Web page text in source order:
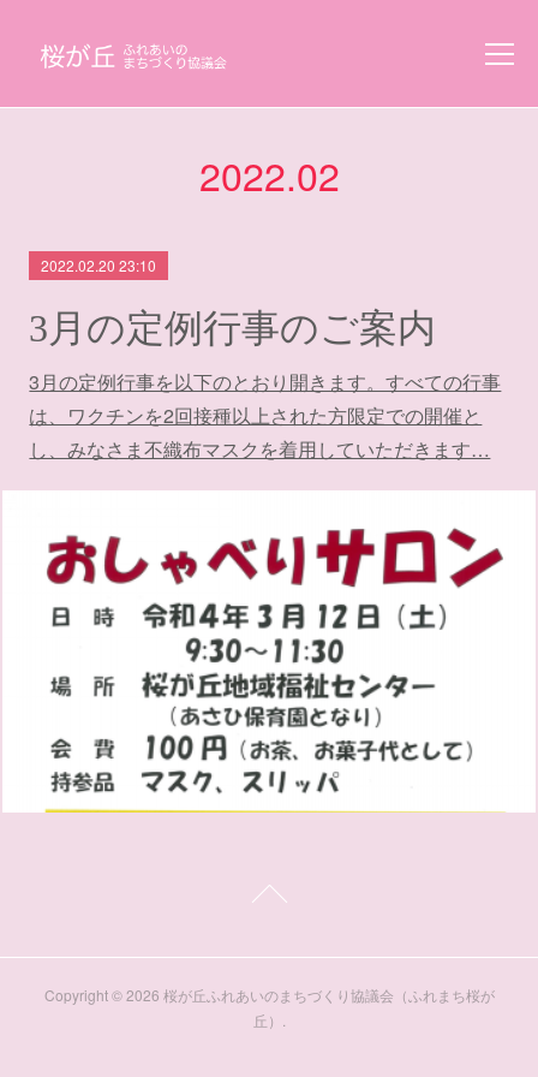
2022.02
2022.02.20 23:10
3月の定例行事のご案内
3月の定例行事を以下のとおり開きます。すべての行事
は、ワクチンを2回接種以上された方限定での開催と
し、みなさま不織布マスクを着用していただきます…
Copyright ©2026 桜が丘ふれあいのまちづくり協議会（ふれまち桜が
丘）